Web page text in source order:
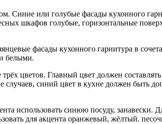
Синие или голубые фасады кухонного
шкафов голубые, горизонтальные
фасады кухонного гарнитура в
белыми.
цветов. Главный цвет должен
случаев, синий цвет в кухне должен
использовать синюю посуду, занавески.
для акцента оранжевый, жёлтый.